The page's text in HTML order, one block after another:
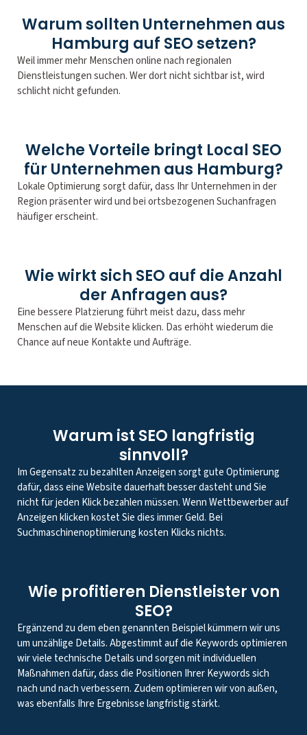
Warum sollten Unternehmen aus
Hamburg auf SEO setzen?
Weil immer mehr Menschen online nach regionalen
Dienstleistungen suchen. Wer dort nicht sichtbar ist, wird
schlicht nicht gefunden.
Welche Vorteile bringt Local SEO
für Unternehmen aus Hamburg?
Lokale Optimierung sorgt dafür, dass Ihr Unternehmen in der
Region präsenter wird und bei ortsbezogenen Suchanfragen
häufiger erscheint.
Wie wirkt sich SEO auf die Anzahl
der Anfragen aus?
Eine bessere Platzierung führt meist dazu, dass mehr
Menschen auf die Website klicken. Das erhöht wiederum die
Chance auf neue Kontakte und Aufträge.
Warum ist SEO langfristig
sinnvoll?
Im Gegensatz zu bezahlten Anzeigen sorgt gute Optimierung
dafür, dass eine Website dauerhaft besser dasteht und Sie
nicht für jeden Klick bezahlen müssen. Wenn Wettbewerber auf
Anzeigen klicken kostet Sie dies immer Geld. Bei
Suchmaschinenoptimierung kosten Klicks nichts.
Wie profitieren Dienstleister von
SEO?
Ergänzend zu dem eben genannten Beispiel kümmern wir uns
um unzählige Details. Abgestimmt auf die Keywords optimieren
wir viele technische Details und sorgen mit individuellen
Maßnahmen dafür, dass die Positionen Ihrer Keywords sich
nach und nach verbessern. Zudem optimieren wir von außen,
was ebenfalls Ihre Ergebnisse langfristig stärkt.